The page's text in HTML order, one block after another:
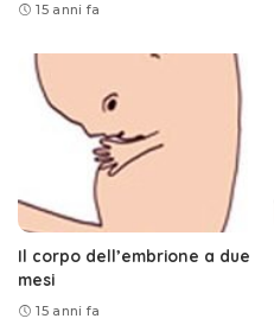
15 anni fa
Il corpo dell’embrione a due
mesi
15 anni fa